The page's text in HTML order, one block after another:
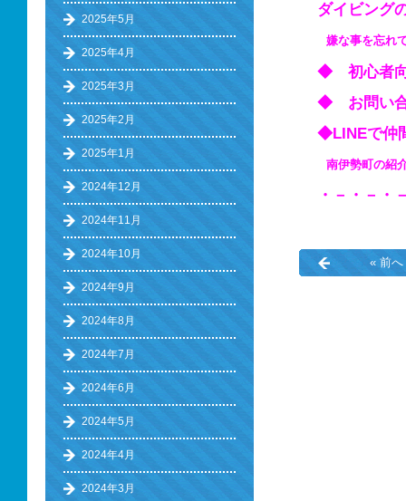
ダイビング
嫌な事を忘れ
◆ 初心
◆ お問い
◆LINEで
南伊勢町
・－・－・
« 前へ
2025年5月
2025年4月
2025年3月
2025年2月
2025年1月
2024年12月
2024年11月
2024年10月
2024年9月
2024年8月
2024年7月
2024年6月
2024年5月
2024年4月
2024年3月